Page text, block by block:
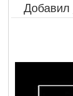
Добавил